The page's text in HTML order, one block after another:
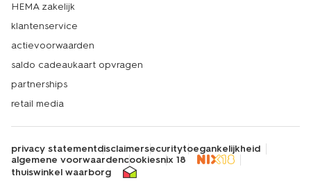
HEMA zakelijk
klantenservice
actievoorwaarden
saldo cadeaukaart opvragen
partnerships
retail media
privacy statementdisclaimersecuritytoegankelijkheid
algemene voorwaardencookiesnix 18
thuiswinkel waarborg